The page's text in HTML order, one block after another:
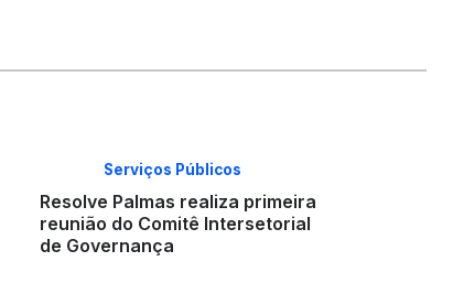
Serviços Públicos
Resolve Palmas realiza primeira
reunião do Comitê Intersetorial
de Governança